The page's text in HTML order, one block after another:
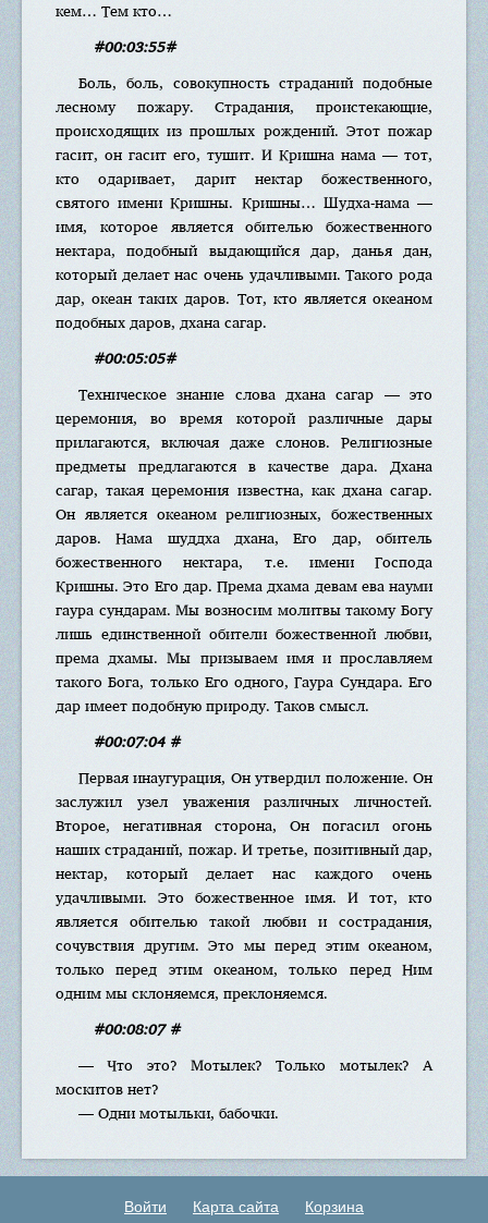
кем… Тем кто…
#00:03:55#
Боль, боль, совокупность страданий подобные
лесному пожару. Страдания, проистекающие,
происходящих из прошлых рождений. Этот пожар
гасит, он гасит его, тушит. И Кришна нама — тот,
кто одаривает, дарит нектар божественного,
святого имени Кришны. Кришны… Шудха-нама —
имя, которое является обителью божественного
нектара, подобный выдающийся дар, данья дан,
который делает нас очень удачливыми. Такого рода
дар, океан таких даров. Тот, кто является океаном
подобных даров, дхана сагар.
#00:05:05#
Техническое знание слова дхана сагар — это
церемония, во время которой различные дары
прилагаются, включая даже слонов. Религиозные
предметы предлагаются в качестве дара. Дхана
сагар, такая церемония известна, как дхана сагар.
Он является океаном религиозных, божественных
даров. Нама шуддха дхана, Его дар, обитель
божественного нектара, т.е. имени Господа
Кришны. Это Его дар. Према дхама девам ева науми
гаура сундарам. Мы возносим молитвы такому Богу
лишь единственной обители божественной любви,
према дхамы. Мы призываем имя и прославляем
такого Бога, только Его одного, Гаура Сундара. Его
дар имеет подобную природу. Таков смысл.
#00:07:04 #
Первая инаугурация, Он утвердил положение. Он
заслужил узел уважения различных личностей.
Второе, негативная сторона, Он погасил огонь
наших страданий, пожар. И третье, позитивный дар,
нектар, который делает нас каждого очень
удачливыми. Это божественное имя. И тот, кто
является обителью такой любви и сострадания,
сочувствия другим. Это мы перед этим океаном,
только перед этим океаном, только перед Ним
одним мы склоняемся, преклоняемся.
#00:08:07 #
— Что это? Мотылек? Только мотылек? А
москитов нет?
— Одни мотыльки, бабочки.
Войти Карта сайта Корзина